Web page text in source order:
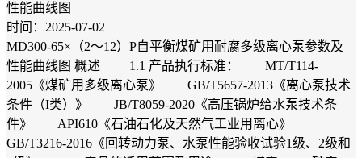
性能曲线图
时间：2025-07-02
MD300-65×（2～12）P自平衡煤矿用耐腐多级离心泵参数及
性能曲线图 概述 1.1 产品执行标准： MT/T114-
2005《煤矿用多级离心泵》 GB/T5657-2013《离心泵技术
条件（I类）》 JB/T8059-2020《高压锅炉给水泵技术条
件》 API610《石油石化及天然气工业用离心》
GB/T3216-2016《回转动力泵、水泵性能验收试验1级、2级和